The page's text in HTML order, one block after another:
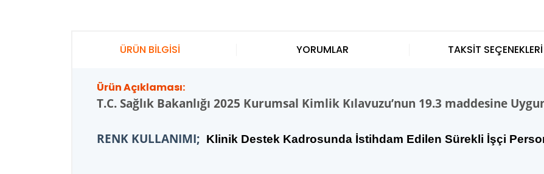
ÜRÜN BİLGİSİ
Ürün Açıklaması:
T.C. Sağlık Bakanlığı 2025 Kurumsal Kimlik Kılavuzu’nun 19.3 maddesine
RENK KULLANIMI; K linik Destek Kadrosunda İstihdam Edilen Sürekli İşçi
YORUMLAR TAKSİT SEÇENEKLERİ